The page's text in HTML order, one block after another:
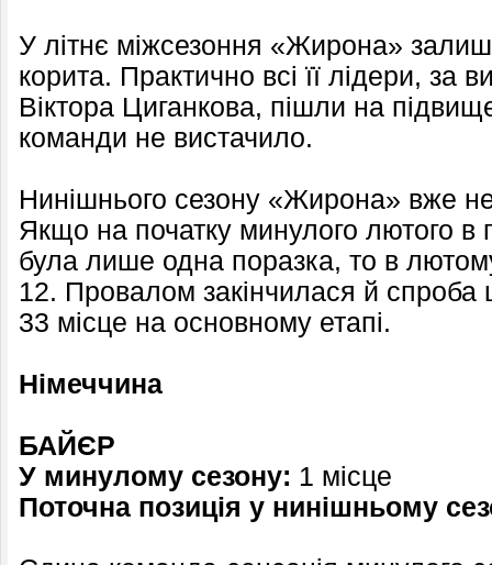
У літнє міжсезоння «Жирона»
корита. Практично всі її лідери, за
Віктора Циганкова, пішли на
команди не вистачило.
Нинішнього сезону «Жирона» вже
Якщо на початку минулого лютого в
була лише одна поразка, то в
12. Провалом закінчилася й спроба
33 місце на основному етапі.
Німеччина
БАЙЄР
У минулому сезону: 1 місце
Поточна позиція у нинішньому